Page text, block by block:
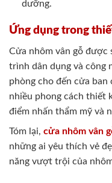
dưỡng.
Ứng dụng trong
Cửa nhôm vân gỗ được
trình dân dụng và công
phòng cho đến cửa ban
nhiều phong cách thiết
điểm nhấn thẩm mỹ và
Tóm lại, cửa nhôm vân
những ai yêu thích vẻ
năng vượt trội của